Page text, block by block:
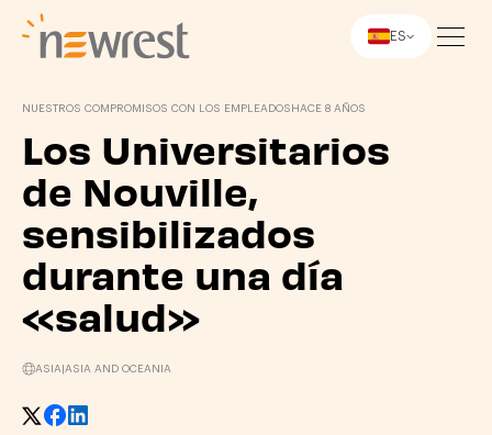
ES
NUESTROS COMPROMISOS CON LOS EMPLEADOS HACE 8 AÑOS
Los Universitarios
de Nouville,
sensibilizados
durante una día
«salud»
ASIA ASIA AND OCEANIA